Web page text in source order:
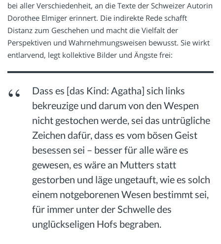
bei aller Verschiedenheit, an die Texte der Schweizer Autorin
Dorothee Elmiger erinnert. Die indirekte Rede schafft
Distanz zum Geschehen und macht die Vielfalt der
Perspektiven und Wahrnehmungsweisen bewusst. Sie wirkt
entlarvend, legt kollektive Bilder und Ängste frei:
Dass es [das Kind: Agatha] sich links
bekreuzige und darum von den Wespen
nicht gestochen werde, sei das untrügliche
Zeichen dafür, dass es vom bösen Geist
besessen sei – besser für alle wäre es
gewesen, es wäre an Mutters statt
gestorben und läge ungetauft, wie es solch
einem notgeborenen Wesen bestimmt sei,
für immer unter der Schwelle des
unglückseligen Hofs begraben.